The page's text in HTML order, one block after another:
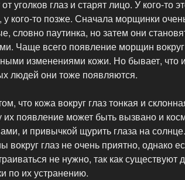
уголков глаз и старят лицо. У кого-то
кого-то позже. Сначала морщинки
словно паутинка, но затем они
Чаще всего появление морщин вокруг
изменениями кожи. Но бывает, что
людей они тоже появляются.
что кожа вокруг глаз тонкая и
их появление может быть вызвано и
и привычкой щурить глаза на
вокруг глаз не очень приятно, однако
не нужно, так как существуют
по их устранению.